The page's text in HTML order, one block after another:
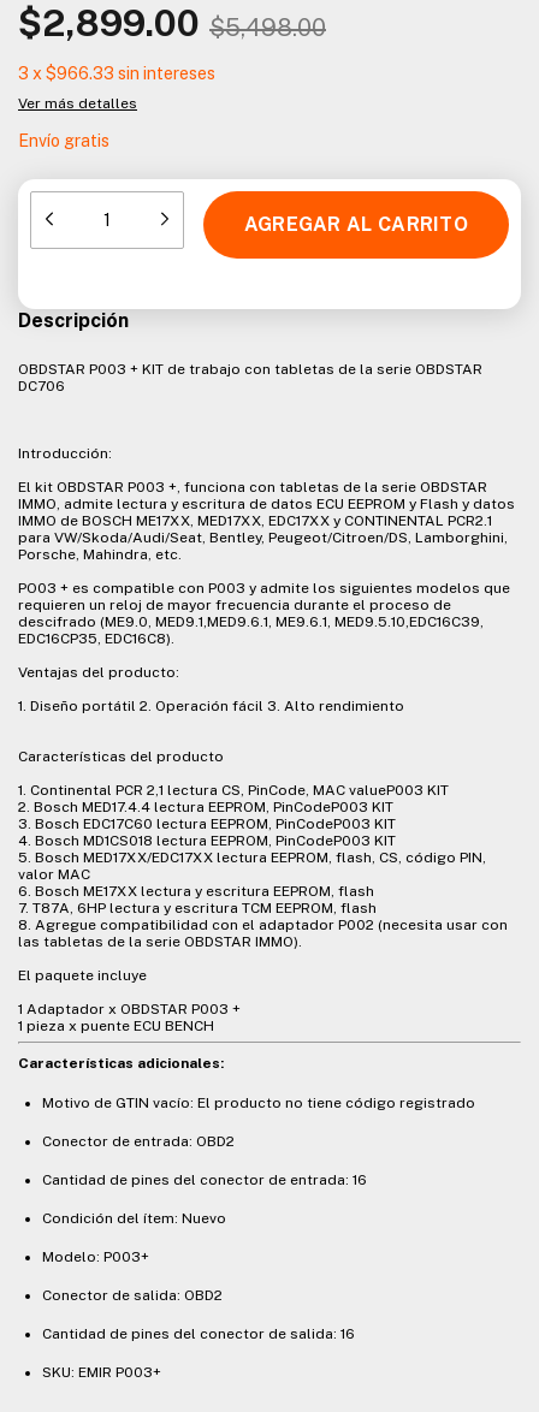
$2,899.00 $5,498.00
3 x $966.33 sin intereses
Ver más detalles
Envío gratis
Descripción
OBDSTAR P003 + KIT de trabajo con tabletas de la serie OBDSTAR
DC706
Introducción:
El kit OBDSTAR P003 +, funciona con tabletas de la serie OBDSTAR
IMMO, admite lectura y escritura de datos ECU EEPROM y Flash y datos
IMMO de BOSCH ME17XX, MED17XX, EDC17XX y CONTINENTAL PCR2.1
para VW/Skoda/Audi/Seat, Bentley, Peugeot/Citroen/DS, Lamborghini,
Porsche, Mahindra, etc.
PO03 + es compatible con P003 y admite los siguientes modelos que
requieren un reloj de mayor frecuencia durante el proceso de
descifrado (ME9.0, MED9.1,MED9.6.1, ME9.6.1, MED9.5.10,EDC16C39,
EDC16CP35, EDC16C8).
Ventajas del producto:
1. Diseño portátil 2. Operación fácil 3. Alto rendimiento
Características del producto
1. Continental PCR 2,1 lectura CS, PinCode, MAC valueP003 KIT
2. Bosch MED17.4.4 lectura EEPROM, PinCodeP003 KIT
3. Bosch EDC17C60 lectura EEPROM, PinCodeP003 KIT
4. Bosch MD1CS018 lectura EEPROM, PinCodeP003 KIT
5. Bosch MED17XX/EDC17XX lectura EEPROM, flash, CS, código PIN,
valor MAC
6. Bosch ME17XX lectura y escritura EEPROM, flash
7. T87A, 6HP lectura y escritura TCM EEPROM, flash
8. Agregue compatibilidad con el adaptador P002 (necesita usar con
las tabletas de la serie OBDSTAR IMMO).
El paquete incluye
1 Adaptador x OBDSTAR P003 +
1 pieza x puente ECU BENCH
Características adicionales:
Motivo de GTIN vacío: El producto no tiene código registrado
Conector de entrada: OBD2
Cantidad de pines del conector de entrada: 16
Condición del ítem: Nuevo
Modelo: P003+
Conector de salida: OBD2
Cantidad de pines del conector de salida: 16
SKU: EMIR P003+